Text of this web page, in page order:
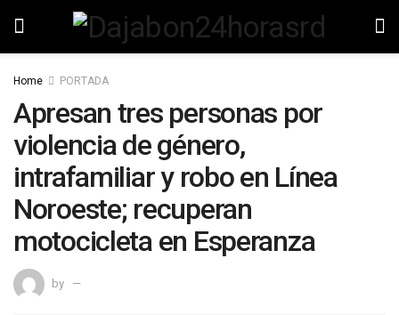
Home PORTADA
Apresan tres personas por
violencia de género,
intrafamiliar y robo en Línea
Noroeste; recuperan
motocicleta en Esperanza
by